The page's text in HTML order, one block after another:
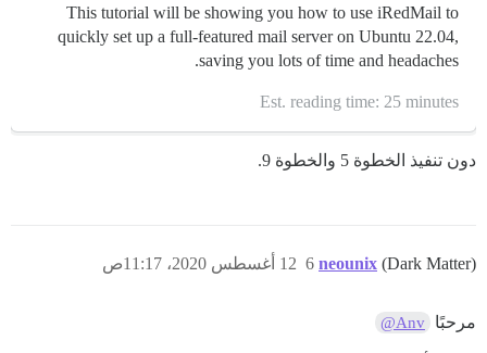
This tutorial will be showing you how to use iRedMail to
quickly set up a full-featured mail server on Ubuntu 22.04,
saving you lots of time and headaches.
Est. reading time: 25 minutes
دون تنفيذ الخطوة 5 والخطوة 9.
neounix (Dark Matter) 12 أغسطس 2020، 11:17ص 6
مرحبًا @Anv